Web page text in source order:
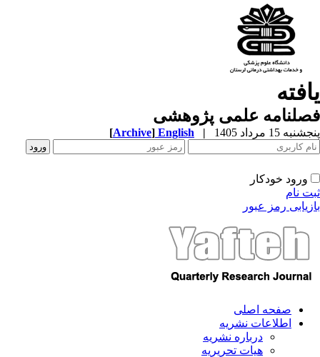
علمی پژوهشی
15 مرداد 1405 |
English
[Archive]
ورود خودکار
نام
رمز عبور
صفحه اصلی
اطلاعات نشریه
درباره نشریه
هیات تحریریه